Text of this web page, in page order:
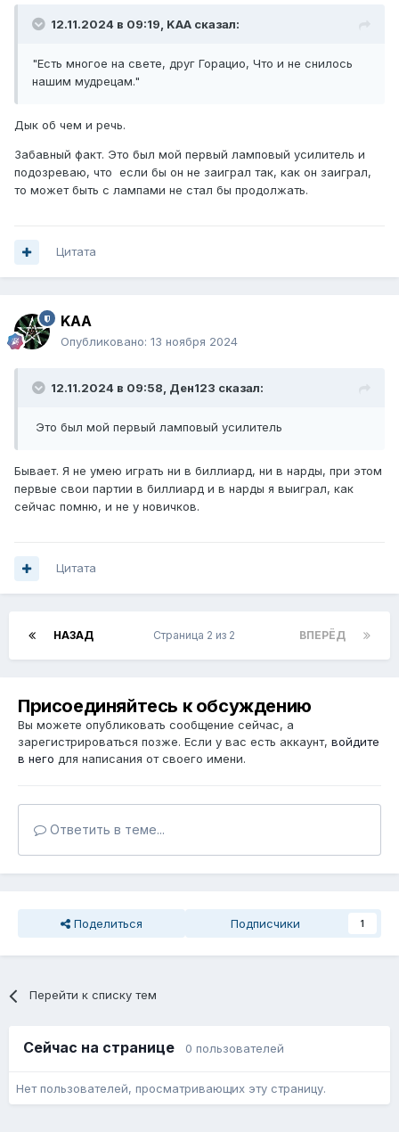
12.11.2024 в 09:19, KAA сказал:
"Есть многое на свете, друг Горацио, Что и не снилось
нашим мудрецам."
Дык об чем и речь.
Забавный факт. Это был мой первый ламповый усилитель и
подозреваю, что если бы он не заиграл так, как он заиграл,
то может быть с лампами не стал бы продолжать.
Цитата
KAA
Опубликовано: 13 ноября 2024
12.11.2024 в 09:58, Ден123 сказал:
Это был мой первый ламповый усилитель
Бывает. Я не умею играть ни в биллиард, ни в нарды, при этом
первые свои партии в биллиард и в нарды я выиграл, как
сейчас помню, и не у новичков.
Цитата
НАЗАД ВПЕРЁД
Страница 2 из 2
Присоединяйтесь к обсуждению
Вы можете опубликовать сообщение сейчас, а
зарегистрироваться позже. Если у вас есть аккаунт, войдите
в него для написания от своего имени.
Ответить в теме...
Поделиться Подписчики 1
Перейти к списку тем
Сейчас на странице 0 пользователей
Нет пользователей, просматривающих эту страницу.